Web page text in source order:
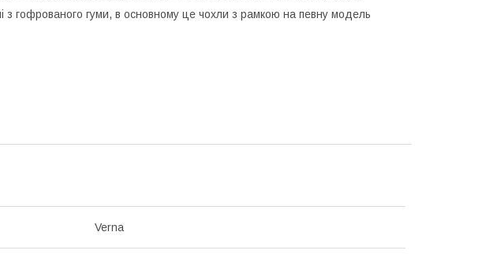
з гофрованого гуми, в основному це чохли з рамкою на певну модель
Verna